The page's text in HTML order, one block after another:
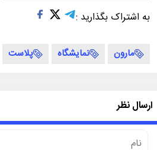
به اشتراک بگذارید :
مارون نمایشگاه پلاست
ارسال نظر